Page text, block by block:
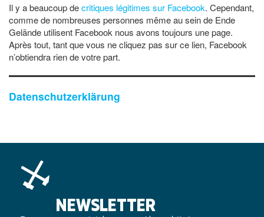
Il y a beaucoup decritiques légitimes sur Facebook. Cependant,
comme de nombreuses personnes même au sein de Ende
Gelände utilisent Facebook nous avons toujours une page.
Après tout, tant que vous ne cliquez pas sur ce lien, Facebook
n’obtiendra rien de votre part.
Datenschutzerklärung
NEWSLETTER